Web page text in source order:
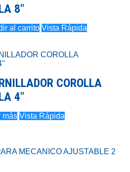
8″
al carrito Vista Rápida
COROLLA
4″
más Vista Rápida